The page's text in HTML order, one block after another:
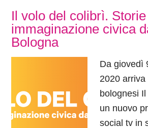
Il volo del colibrì. Storie
immaginazione civica
Bologna
Da giovedì
2020
bolognesi
un nuovo
social tv in